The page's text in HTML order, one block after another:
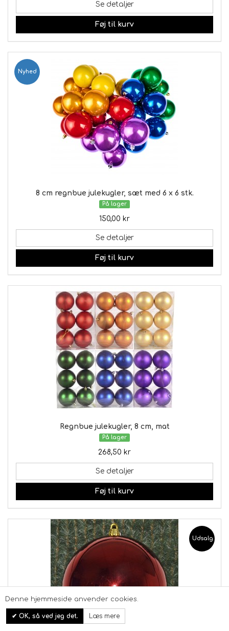
Se detaljer
Føj til kurv
Nyhed
8 cm regnbue julekugler, sæt med 6 x 6 stk.
På lager
150,00 kr
Se detaljer
Føj til kurv
Regnbue julekugler, 8 cm, mat
På lager
268,50 kr
Se detaljer
Føj til kurv
Udsalg
Denne hjemmeside anvender cookies.
OK, så ved jeg det. Læs mere